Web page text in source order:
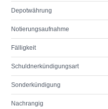
Depotwährung
Notierungsaufnahme
Fälligkeit
Schuldnerkündigungsart
Sonderkündigung
Nachrangig